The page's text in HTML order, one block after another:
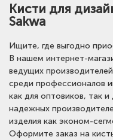
Кисти для
Sakwa
Ищите, где выгодно
В нашем интернет-
ведущих
среди профессионалов
как для оптовиков, так
надежных
изделия как эконом-
Оформите заказ на